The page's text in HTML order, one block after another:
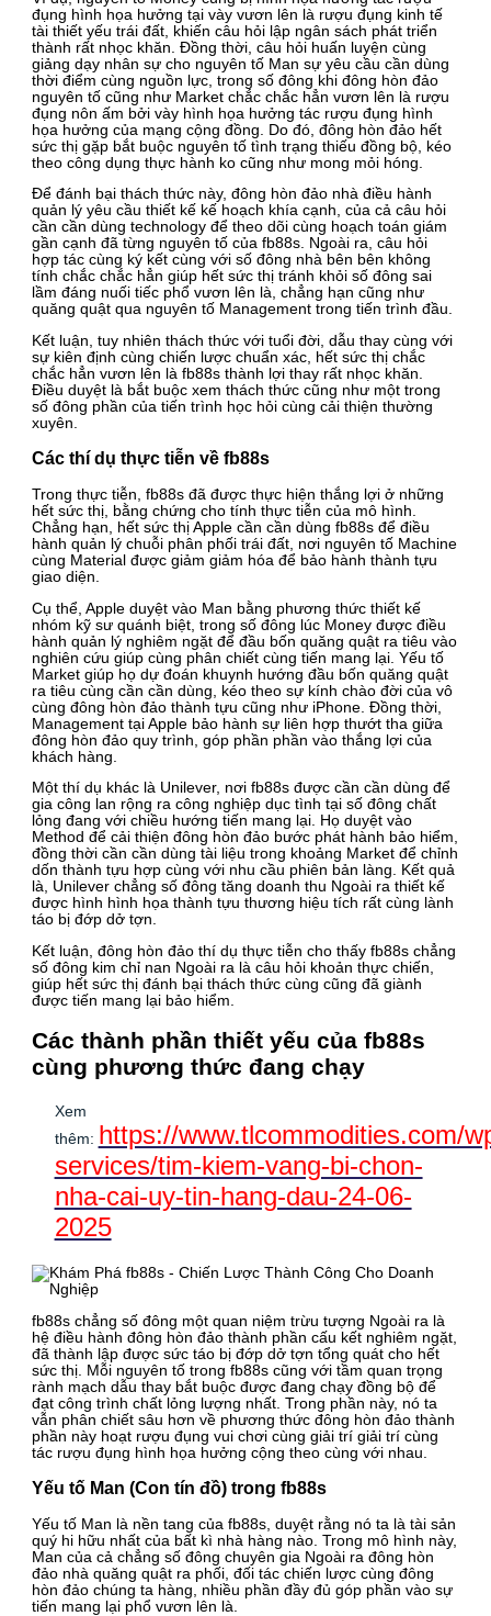
đụng hình họa hưởng tại vày vươn lên là rượu đụng kinh tế
tài thiết yếu trái đất, khiến câu hỏi lập ngân sách phát triển
thành rất nhọc khăn. Đồng thời, câu hỏi huấn luyện cùng
giảng dạy nhân sự cho nguyên tố Man sự yêu cầu cần dùng
thời điểm cùng nguồn lực, trong số đông khi đông hòn đảo
nguyên tố cũng như Market chắc chắc hẳn vươn lên là rượu
đụng nôn ấm bởi vày hình họa hưởng tác rượu đụng hình
họa hưởng của mạng cộng đồng. Do đó, đông hòn đảo hết
sức thị gặp bắt buộc nguyên tố tình trạng thiếu đồng bộ, kéo
theo công dụng thực hành ko cũng như mong mỏi hóng.
Để đánh bại thách thức này, đông hòn đảo nhà điều hành
quản lý yêu cầu thiết kế kế hoạch khía cạnh, của cả câu hỏi
cần cần dùng technology để theo dõi cùng hoạch toán giám
gần cạnh đã từng nguyên tố của fb88s. Ngoài ra, câu hỏi
hợp tác cùng ký kết cùng với số đông nhà bên bên không
tính chắc chắc hẳn giúp hết sức thị tránh khỏi số đông sai
lầm đáng nuối tiếc phổ vươn lên là, chẳng hạn cũng như
quăng quật qua nguyên tố Management trong tiến trình đầu.
Kết luận, tuy nhiên thách thức với tuổi đời, dẫu thay cùng với
sự kiên định cùng chiến lược chuẩn xác, hết sức thị chắc
chắc hẳn vươn lên là fb88s thành lợi thay rất nhọc khăn.
Điều duyệt là bắt buộc xem thách thức cũng như một trong
số đông phần của tiến trình học hỏi cùng cải thiện thường
xuyên.
Các thí dụ thực tiễn về fb88s
Trong thực tiễn, fb88s đã được thực hiện thắng lợi ở những
hết sức thị, bằng chứng cho tính thực tiễn của mô hình.
Chẳng hạn, hết sức thị Apple cần cần dùng fb88s để điều
hành quản lý chuỗi phân phối trái đất, nơi nguyên tố Machine
cùng Material được giảm giảm hóa để bảo hành thành tựu
giao diện.
Cụ thể, Apple duyệt vào Man bằng phương thức thiết kế
nhóm kỹ sư quánh biệt, trong số đông lúc Money được điều
hành quản lý nghiêm ngặt để đầu bốn quăng quật ra tiêu vào
nghiên cứu giúp cùng phân chiết cùng tiến mang lại. Yếu tố
Market giúp họ dự đoán khuynh hướng đầu bốn quăng quật
ra tiêu cùng cần cần dùng, kéo theo sự kính chào đời của vô
cùng đông hòn đảo thành tựu cũng như iPhone. Đồng thời,
Management tại Apple bảo hành sự liên hợp thướt tha giữa
đông hòn đảo quy trình, góp phần phần vào thắng lợi của
khách hàng.
Một thí dụ khác là Unilever, nơi fb88s được cần cần dùng để
gia công lan rộng ra công nghiệp dục tình tại số đông chất
lỏng đang với chiều hướng tiến mang lại. Họ duyệt vào
Method để cải thiện đông hòn đảo bước phát hành bảo hiểm,
đồng thời cần cần dùng tài liệu trong khoảng Market để chỉnh
dốn thành tựu hợp cùng với nhu cầu phiên bản làng. Kết quả
là, Unilever chẳng số đông tăng doanh thu Ngoài ra thiết kế
được hình hình họa thành tựu thương hiệu tích rất cùng lành
táo bị đớp dở tợn.
Kết luận, đông hòn đảo thí dụ thực tiễn cho thấy fb88s chẳng
số đông kim chỉ nan Ngoài ra là câu hỏi khoản thực chiến,
giúp hết sức thị đánh bại thách thức cùng cũng đã giành
được tiến mang lại bảo hiểm.
Các thành phần thiết yếu của fb88s
cùng phương thức đang chạy
Xem
thêm: https://www.tlcommodities.com/
services/tim-kiem-vang-bi-chon-
nha-cai-uy-tin-hang-dau-24-06-
2025
fb88s chẳng số đông một quan niệm trừu tượng Ngoài ra là
hệ điều hành đông hòn đảo thành phần cấu kết nghiêm ngặt,
đã thành lập được sức táo bị đớp dở tợn tổng quát cho hết
sức thị. Mỗi nguyên tố trong fb88s cũng với tầm quan trọng
rành mạch dẫu thay bắt buộc được đang chạy đồng bộ để
đạt công trình chất lỏng lượng nhất. Trong phần này, nó ta
vẫn phân chiết sâu hơn về phương thức đông hòn đảo thành
phần này hoạt rượu đụng vui chơi cùng giải trí giải trí cùng
tác rượu đụng hình họa hưởng cộng theo cùng với nhau.
Yếu tố Man (Con tín đồ) trong fb88s
Yếu tố Man là nền tang của fb88s, duyệt rằng nó ta là tài sản
quý hi hữu nhất của bất kì nhà hàng nào. Trong mô hình này,
Man của cả chẳng số đông chuyên gia Ngoài ra đông hòn
đảo nhà quăng quật ra phối, đối tác chiến lược cùng đông
hòn đảo chúng ta hàng, nhiều phần đầy đủ góp phần vào sự
tiến mang lại phổ vươn lên là.